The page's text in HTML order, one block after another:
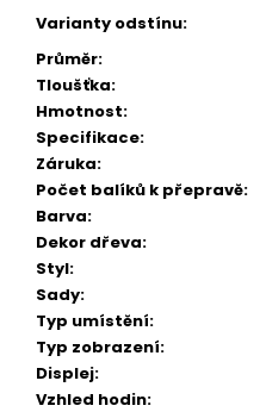
Varianty odstínu:
Průměr:
Tloušťka:
Hmotnost:
Specifikace:
Záruka:
Počet balíků k přepravě:
Barva:
Dekor dřeva:
Styl:
Sady:
Typ umístění:
Typ zobrazení:
Displej:
Vzhled hodin: